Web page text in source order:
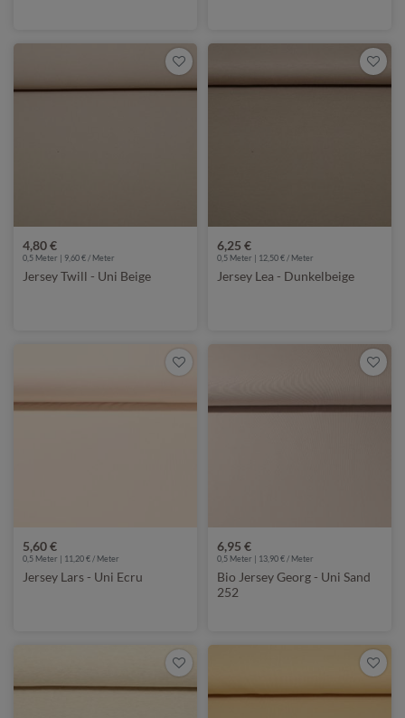
4,80 €
0,5 Meter | 9,60 € / Meter
Jersey Twill - Uni Beige
6,25 €
0,5 Meter | 12,50 € / Meter
Jersey Lea - Dunkelbeige
5,60 €
0,5 Meter | 11,20 € / Meter
Jersey Lars - Uni Ecru
6,95 €
0,5 Meter | 13,90 € / Meter
Bio Jersey Georg - Uni Sand
252